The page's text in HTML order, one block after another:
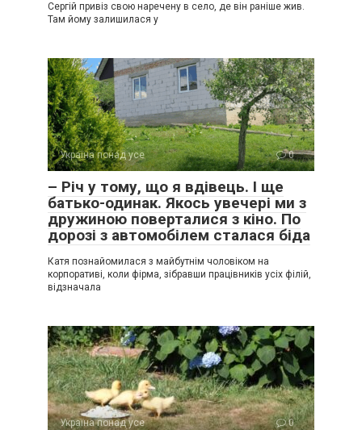
Сергій привіз свою наречену в село, де він раніше жив.
Там йому залишилася у
Україна понад усе 0
– Річ у тому, що я вдівець. І ще
батько-одинак. Якось увечері ми з
дружиною поверталися з кіно. По
дорозі з автомобілем сталася біда
Катя познайомилася з майбутнім чоловіком на
корпоративі, коли фірма, зібравши працівників усіх філій,
відзначала
Україна понад усе 0